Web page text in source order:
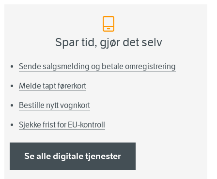
Spar tid, gjør det selv
Sende salgsmelding og betale omregistrering
Melde tapt førerkort
Bestille nytt vognkort
Sjekke frist for EU-kontroll
Se alle digitale tjenester